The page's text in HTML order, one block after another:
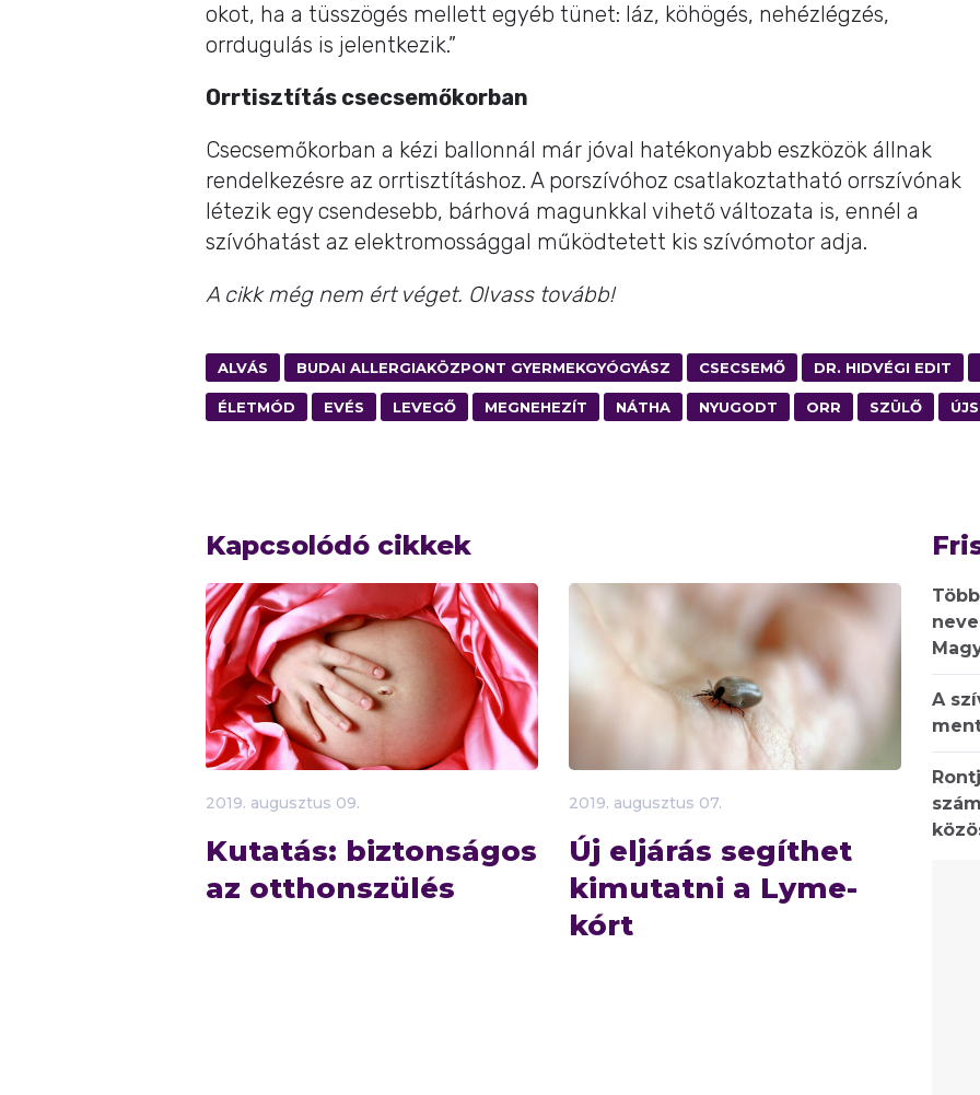
okot, ha a tüsszögés mellett egyéb tünet: láz, köhögés, nehézlégzés,
orrdugulás is jelentkezik.”
Orrtisztítás csecsemőkorban
Csecsemőkorban a kézi ballonnál már jóval hatékonyabb eszközök állnak
rendelkezésre az orrtisztításhoz. A porszívóhoz csatlakoztatható orrszívónak
létezik egy csendesebb, bárhová magunkkal vihető változata is, ennél a
szívóhatást az elektromossággal működtetett kis szívómotor adja.
A cikk még nem ért véget. Olvass tovább!
ALVÁS BUDAI ALLERGIAKÖZPONT GYERMEKGYÓGYÁSZ CSECSEMŐ DR. HIDVÉGI EDIT
ÉLETMÓD EVÉS LEVEGŐ MEGNEHEZÍT NÁTHA NYUGODT ORR SZÜLŐ
Kapcsolódó cikkek
2019. augusztus 09.
Kutatás: biztonságos
az otthonszülés
2019. augusztus 07.
Új eljárás segíthet
kimutatni a Lyme-
kórt
A